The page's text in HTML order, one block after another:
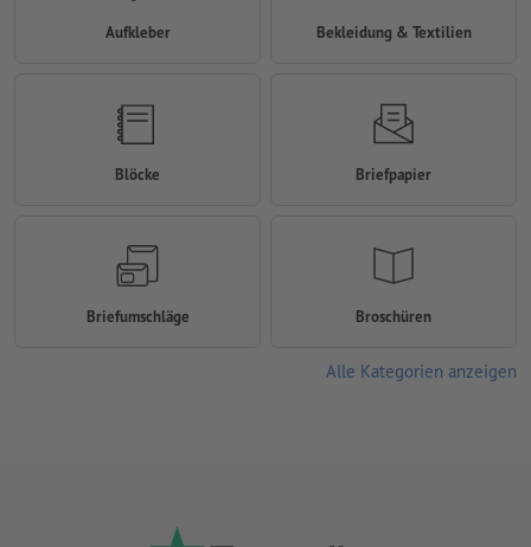
Aufkleber Bekleidung & Textilien
Blöcke Briefpapier
Briefumschläge Broschüren
Alle Kategorien anzeigen